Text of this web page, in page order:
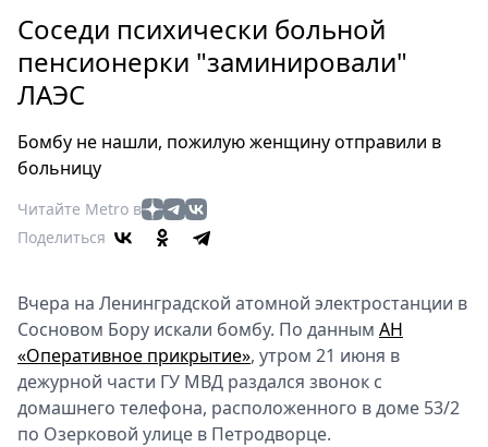
Россия
Мир
Туризм
Театр
Кино
Книги
Выставки
Пресс-
релизы
О
Соседи психически больной
пенсионерки "заминировали"
ЛАЭС
Бомбу не нашли, пожилую женщину отправили в
больницу
Читайте Metro в
Поделиться
Вчера на Ленинградской атомной электростанции в
Сосновом Бору искали бомбу. По данным АН
«Оперативное прикрытие», утром 21 июня в
дежурной части ГУ МВД раздался звонок с
домашнего телефона, расположенного в доме 53/2
по Озерковой улице в Петродворце.